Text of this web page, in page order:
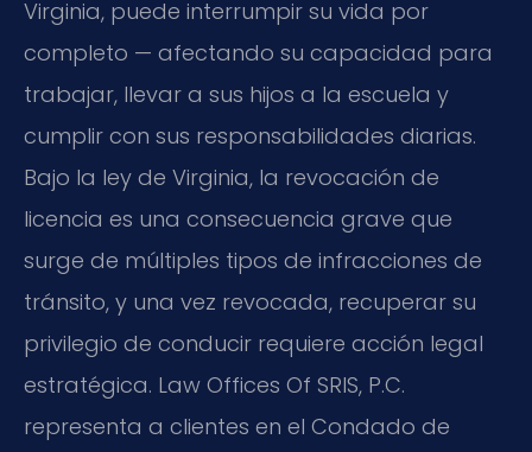
Virginia, puede interrumpir su vida por
completo — afectando su capacidad para
trabajar, llevar a sus hijos a la escuela y
cumplir con sus responsabilidades diarias.
Bajo la ley de Virginia, la revocación de
licencia es una consecuencia grave que
surge de múltiples tipos de infracciones de
tránsito, y una vez revocada, recuperar su
privilegio de conducir requiere acción legal
estratégica. Law Offices Of SRIS, P.C.
representa a clientes en el Condado de